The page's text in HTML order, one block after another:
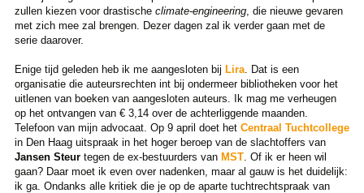
zullen kiezen voor drastische climate-engineering, die nieuwe gevaren
met zich mee zal brengen. Dezer dagen zal ik verder gaan met de
serie daarover.
Enige tijd geleden heb ik me aangesloten bij Lira. Dat is een
organisatie die auteursrechten int bij ondermeer bibliotheken voor het
uitlenen van boeken van aangesloten auteurs. Ik mag me verheugen
op het ontvangen van € 3,14 over de achterliggende maanden.
Telefoon van mijn advocaat. Op 9 april doet het Centraal Tuchtcollege
in Den Haag uitspraak in het hoger beroep van de slachtoffers van
Jansen Steurtegen de ex-bestuurders van MST. Of ik er heen wil
gaan? Daar moet ik even over nadenken, maar al gauw is het duidelijk:
ik ga. Ondanks alle kritiek die je op de aparte tuchtrechtspraak van